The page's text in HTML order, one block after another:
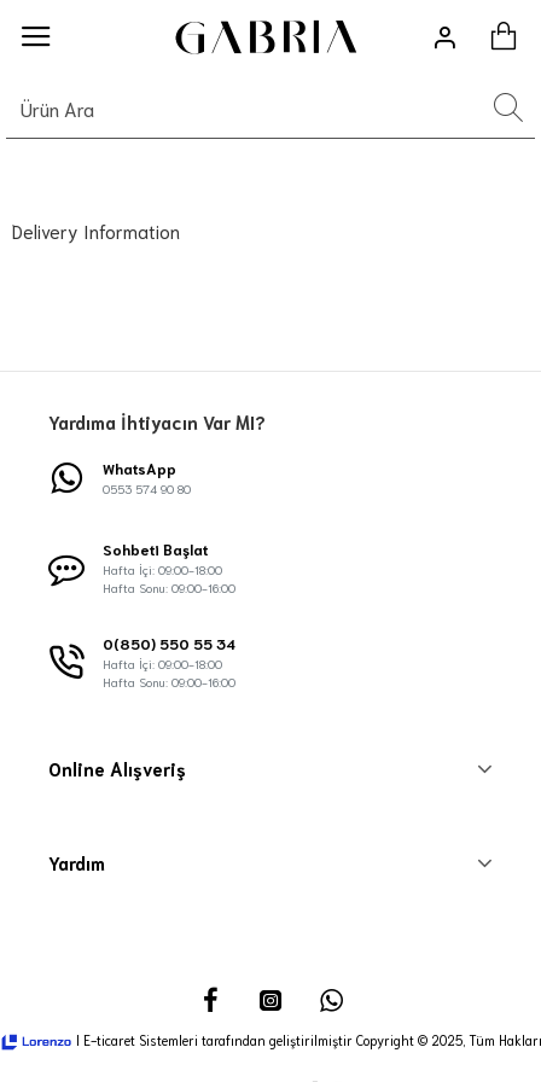
Delivery Information
Yardıma İhtiyacın Var MI?
WhatsApp
0553 574 90 80
Sohbeti Başlat
Hafta İçi: 09:00-18:00
Hafta Sonu: 09:00-16:00
0(850) 550 55 34
Hafta İçi: 09:00-18:00
Hafta Sonu: 09:00-16:00
Online Alışveriş
Yardım
I E-ticaret Sistemleri tarafından geliştirilmiştir Copyright © 2025, Tüm Hakları